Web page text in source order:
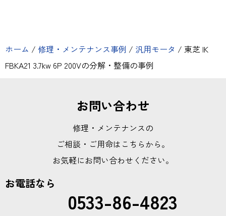
ホーム / 修理・メンテナンス事例 / 汎用モータ / 東芝 IK
FBKA21 3.7kw 6P 200Vの分解・整備の事例
お問い合わせ
修理・メンテナンスの
ご相談・ご用命はこちらから。
お気軽にお問い合わせください。
お電話なら
0533-86-4823